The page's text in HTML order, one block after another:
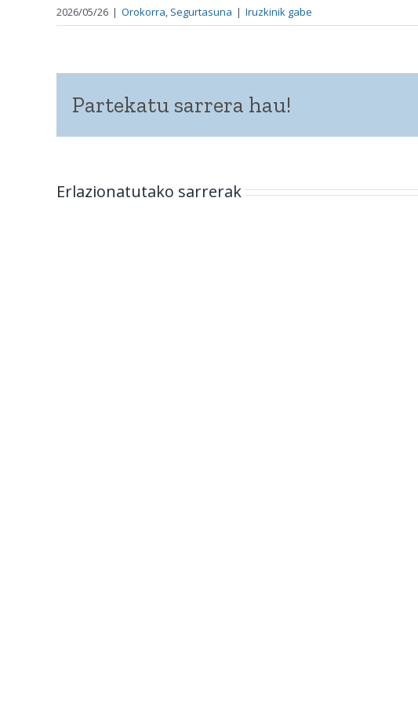
2026/05/26 | Orokorra, Segurtasuna | Iruzkinik gabe
Partekatu sarrera hau!
Erlazionatutako sarrerak